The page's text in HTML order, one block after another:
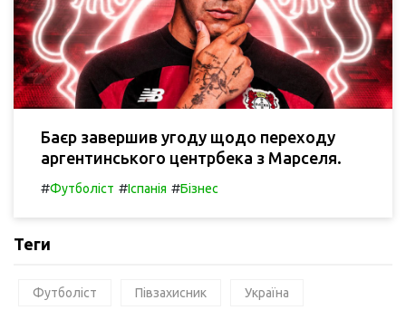
Баєр завершив угоду щодо переходу
аргентинського центрбека з Марселя.
#Футболіст #Іспанія #Бізнес
Теги
Футболіст Півзахисник Україна